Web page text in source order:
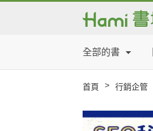
全部的書
首頁 > 行銷企管